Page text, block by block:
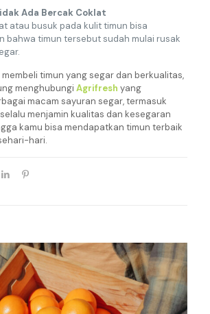
Ada Bercak Coklat
atau busuk pada kulit timun bisa
bahwa timun tersebut sudah mulai rusak
timun yang segar dan berkualitas,
menghubungi Agrifresh yang
macam sayuran segar, termasuk
selalu menjamin kualitas dan kesegaran
kamu bisa mendapatkan timun terbaik
hari.